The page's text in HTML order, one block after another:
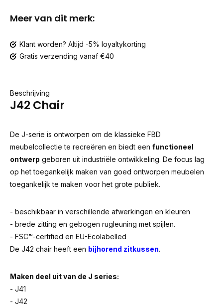
Meer van dit merk:
Klant worden? Altijd -5% loyaltykorting
Gratis verzending vanaf €40
Beschrijving
J42 Chair
De J-serie is ontworpen om de klassieke FBD
meubelcollectie te recreëren en biedt een functioneel
ontwerp geboren uit industriële ontwikkeling. De focus lag
op het toegankelijk maken van goed ontworpen meubelen
toegankelijk te maken voor het grote publiek.
- beschikbaar in verschillende afwerkingen en kleuren
- brede zitting en gebogen rugleuning met spijlen.
- FSC™-certified en EU-Ecolabelled
De J42 chair heeft een bijhorend zitkussen.
Maken deel uit van de J series:
- J41
- J42